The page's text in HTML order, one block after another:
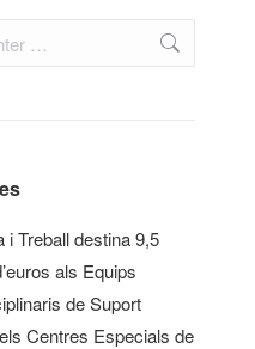
i Treball destina 9,5
als Equips
de Suport
Centres Especials de